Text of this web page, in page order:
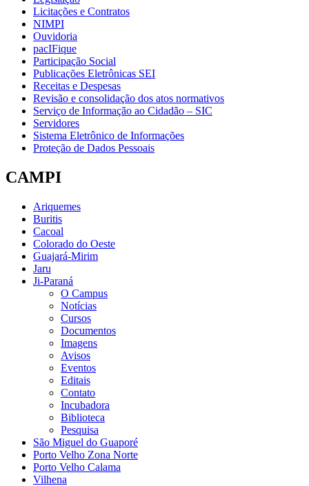
Licitações e Contratos
NIMPI
Ouvidoria
pacIFique
Participação Social
Publicações Eletrônicas SEI
Receitas e Despesas
Revisão e consolidação dos atos normativos
Serviço de Informação ao Cidadão – SIC
Servidores
Sistema Eletrônico de Informações
Proteção de Dados Pessoais
CAMPI
Ariquemes
Buritis
Cacoal
Colorado do Oeste
Guajará-Mirim
Jaru
Ji-Paraná
O Campus
Notícias
Cursos
Documentos
Imagens
Avisos
Eventos
Editais
Contato
Incubadora
Biblioteca
Pesquisa
São Miguel do Guaporé
Porto Velho Zona Norte
Porto Velho Calama
Vilhena